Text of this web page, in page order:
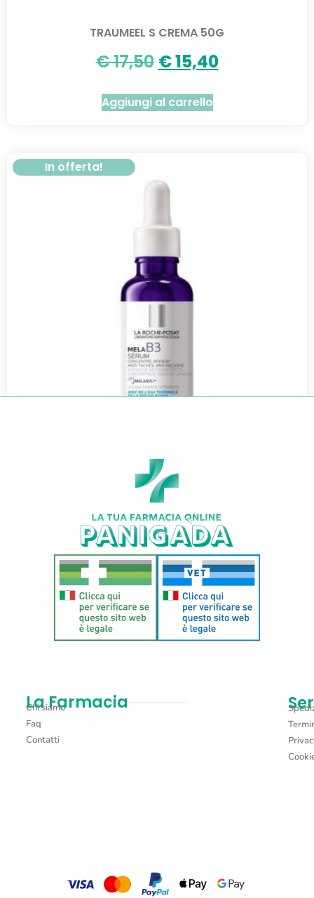
TRAUMEEL S CREMA 50G
€17,50 €15,40
Aggiungi al carrello
In offerta!
MELA B3 SIERO 30ML
52,90€38,09
Aggiungi al carrello
La Farmacia
Chi siamo
Faq
Contatti